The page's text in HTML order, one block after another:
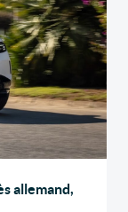
allemand,